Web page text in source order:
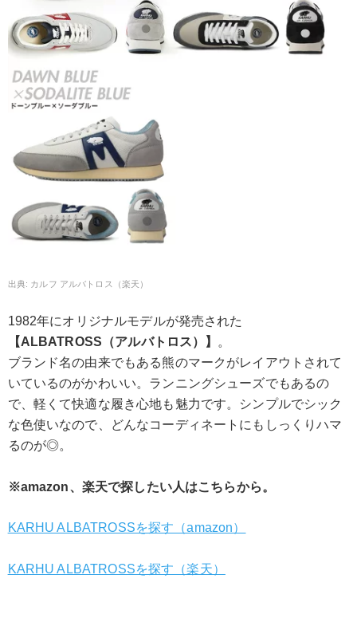
カルフ アルバトロス（楽天）
1982年にオリジナルモデルが発売された
【ALBATROSS（アルバトロス）】 。
ブランド名の由来でもある熊のマークがレイアウトされて
いているのがかわいい。ランニングシューズでもあるの
で、軽くて快適な履き心地も魅力です。シンプルでシック
な色使いなので、どんなコーディネートにもしっくりハマ
るのが◎。
※amazon、楽天で探したい人はこちらから。
KARHU ALBATROSSを探す（amazon）
KARHU ALBATROSSを探す（楽天）